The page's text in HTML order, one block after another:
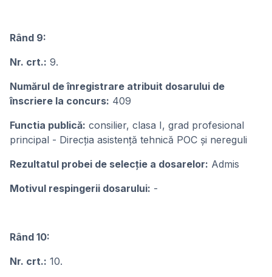
Rând 9:
Nr. crt.: 9.
Numărul de înregistrare atribuit dosarului de
înscriere la concurs: 409
Functia publică: consilier, clasa I, grad profesional
principal - Direcția asistență tehnică POC și nereguli
Rezultatul probei de selecție a dosarelor: Admis
Motivul respingerii dosarului: -
Rând 10:
Nr. crt.: 10.